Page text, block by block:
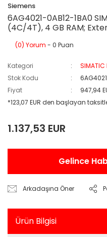
Siemens
6AG4021-0AB12-1BA0
(4C/4T), 4 GB RAM;
(0) Yorum - 0 Puan
Kategori
SIMATIC
Stok Kodu
Fiyat
947,94
*123,07 EUR den başlayan
1.137,53 EUR
Gelince
Arkadaşına Öner
Ürün Bilgisi